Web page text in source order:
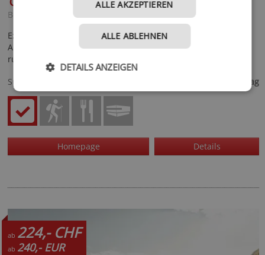
Bozen und Umgebung - Mölten
Exklusive Adults‑only‑Lodges mit privater Sauna, stilvoller
Ausstattung und freiem Panoramablick – ideal für
ruhesuchende Paare inmitten der Natur nahe Meran.
Spezialisiert auf
pro Tag
Homepage Details
ab 224,- CHF
ab 240,- EUR
ALLE AKZEPTIEREN
ALLE ABLEHNEN
DETAILS ANZEIGEN